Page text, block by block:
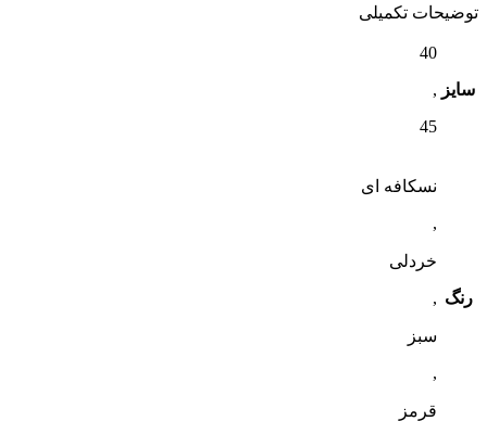
توضیحات تکمیلی
سایز
40
,
45
رنگ
نسکافه ای
,
خردلی
,
سبز
,
قرمز